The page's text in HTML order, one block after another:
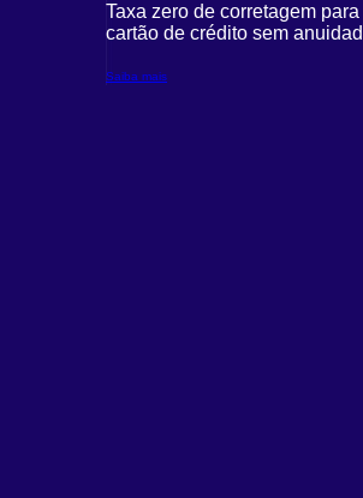
Taxa zero de corretagem
cartão de crédito sem
Saiba mais